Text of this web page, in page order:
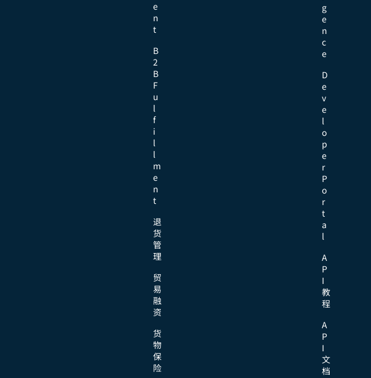
e
n
t
B
2
B
F
u
l
f
i
l
l
m
e
n
t
退
货
管
理
贸
易
融
资
货
物
保
险
g
e
n
c
e
D
e
v
e
l
o
p
e
r
P
o
r
t
a
l
A
P
I
教
程
A
P
I
文
档